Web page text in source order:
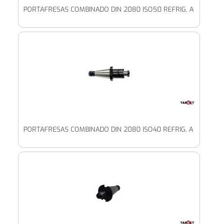
PORTAFRESAS COMBINADO DIN 2080 ISO50 REFRIG. A
PORTAFRESAS COMBINADO DIN 2080 ISO40 REFRIG. A